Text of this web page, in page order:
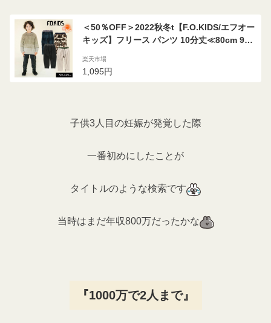
＜50％OFF＞2022秋冬t【F.O.KIDS/エフオー
キッズ】フリース パンツ 10分丈≪80cm 90c
m≫子供 カットソーパンツ 無地 ストレッチ
保育園パンツ 起毛 あったか
楽天市場
1,095円
子供3人目の妊娠が発覚した際
一番初めにしたことが
タイトルのような検索です
当時はまだ年収800万だったかな
『1000万で2人まで』